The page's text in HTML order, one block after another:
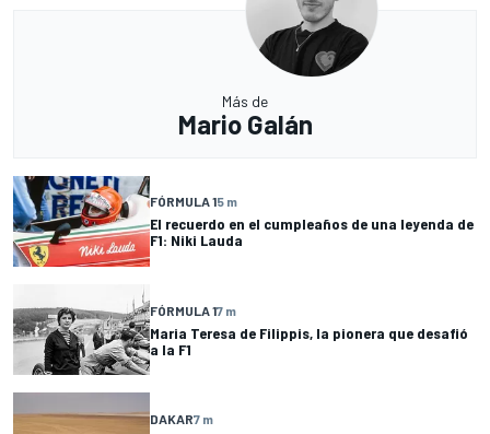
Más de
Mario Galán
FÓRMULA 15 m
El recuerdo en el cumpleaños de una leyenda de
F1: Niki Lauda
FÓRMULA 17 m
Maria Teresa de Filippis, la pionera que desafió
a la F1
DAKAR7 m